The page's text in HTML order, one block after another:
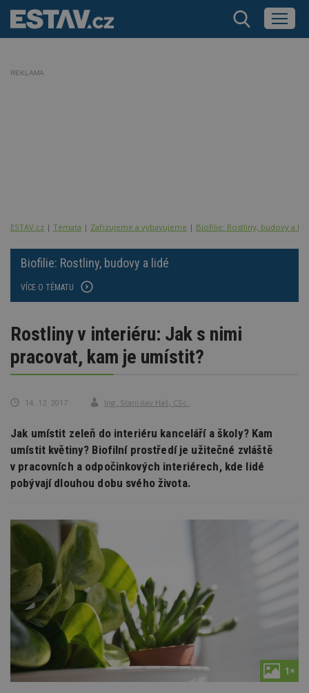
REKLAMA
ESTAV.cz Témata Zařizujeme a vybavujeme Biofilie: Rostliny, budovy a
Biofilie: Rostliny, budovy a lidé
VÍCE O TÉMATU
Rostliny v interiéru: Jak s nimi
pracovat, kam je umístit?
14. 12. 2017 Ing. Stanislav Haš, CSc.
Jak umístit zeleň do interiéru kanceláří a školy? Kam
umístit květiny? Biofilní prostředí je užitečné zvláště
v pracovních a odpočinkových interiérech, kde lidé
pobývají dlouhou dobu svého života.
1×